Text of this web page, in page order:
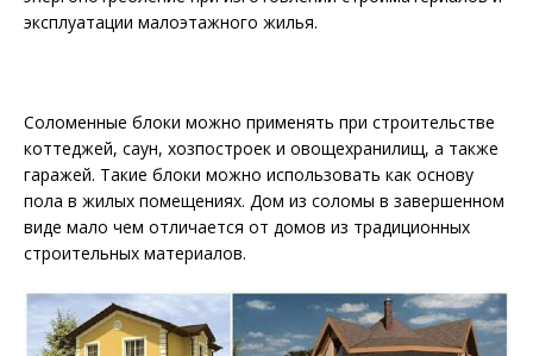
эксплуатации малоэтажного жилья.
Соломенные блоки можно применять при строительстве
коттеджей, саун, хозпостроек и овощехранилищ, а также
гаражей. Такие блоки можно использовать как основу
пола в жилых помещениях. Дом из соломы в завершенном
виде мало чем отличается от домов из традиционных
строительных материалов.